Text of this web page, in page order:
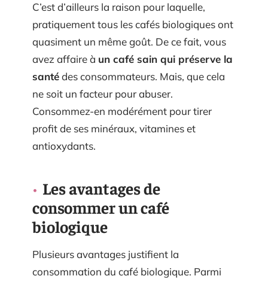
C’est d’ailleurs la raison pour laquelle,
pratiquement tous les cafés biologiques ont
quasiment un même goût. De ce fait, vous
avez affaire à un café sain qui préserve la
santédes consommateurs. Mais, que cela
ne soit un facteur pour abuser.
Consommez-en modérément pour tirer
profit de ses minéraux, vitamines et
antioxydants.
Les avantages de
consommer un café
biologique
Plusieurs avantages justifient la
consommation du café biologique. Parmi